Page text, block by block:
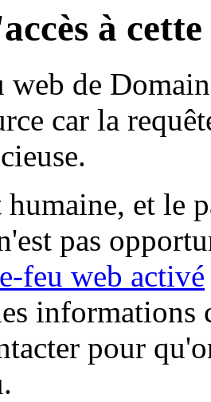
à
web de
car la
et le
pas
feu web activé
informations
pour